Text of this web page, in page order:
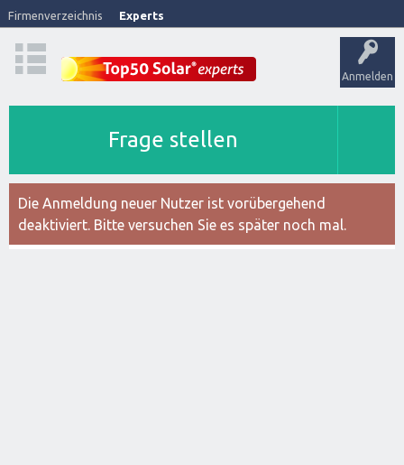
Firmenverzeichnis Experts
Anmelden
Frage stellen
Die Anmeldung neuer Nutzer ist vorübergehend
deaktiviert. Bitte versuchen Sie es später noch mal.